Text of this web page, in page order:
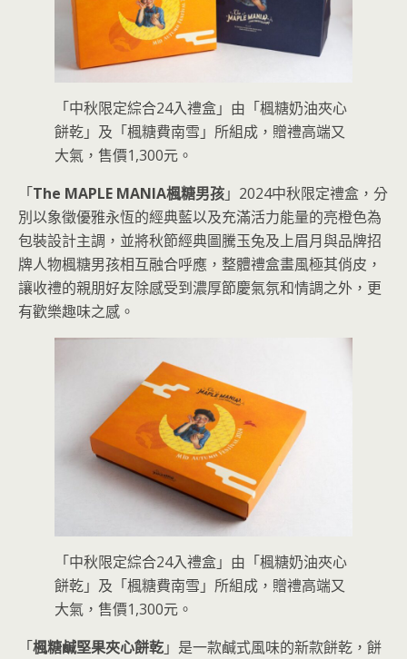
「中秋限定綜合24入禮盒」由「楓糖奶油夾心
餅乾」及「楓糖費南雪」所組成，贈禮高端又
大氣，售價1,300元。
「The MAPLE MANIA楓糖男孩」2024中秋限定禮盒，分
別以象徵優雅永恆的經典藍以及充滿活力能量的亮橙色為
包裝設計主調，並將秋節經典圖騰玉兔及上眉月與品牌招
牌人物楓糖男孩相互融合呼應，整體禮盒畫風極其俏皮，
讓收禮的親朋好友除感受到濃厚節慶氣氛和情調之外，更
有歡樂趣味之感。
「中秋限定綜合24入禮盒」由「楓糖奶油夾心
餅乾」及「楓糖費南雪」所組成，贈禮高端又
大氣，售價1,300元。
「楓糖鹹堅果夾心餅乾」是一款鹹式風味的新款餅乾，餅